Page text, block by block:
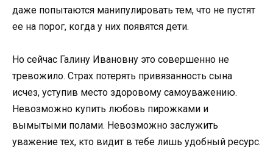
даже попытаются манипулировать тем, что не пустят
ее на порог, когда у них появятся дети.
Но сейчас Галину Ивановну это совершенно не
тревожило. Страх потерять привязанность сына
исчез, уступив место здоровому самоуважению.
Невозможно купить любовь пирожками и
вымытыми полами. Невозможно заслужить
уважение тех, кто видит в тебе лишь удобный ресурс.